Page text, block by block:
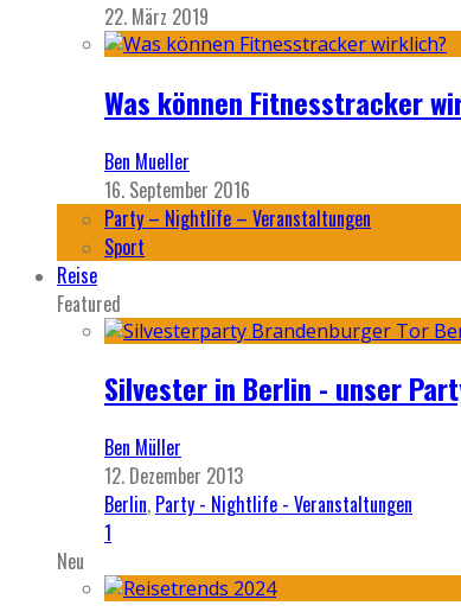
22. März 2019
Was können Fitnesstracker
Ben Mueller
16. September 2016
Party – Nightlife – Veranstaltungen
Sport
Reise
Featured
Silvester in Berlin - unser
Ben Müller
12. Dezember 2013
Berlin, Party - Nightlife - Veranstaltungen
1
Neu